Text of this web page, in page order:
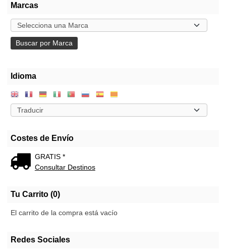
Marcas
Idioma
Costes de Envío
GRATIS *
Consultar Destinos
Tu Carrito (0)
El carrito de la compra está vacío
Redes Sociales